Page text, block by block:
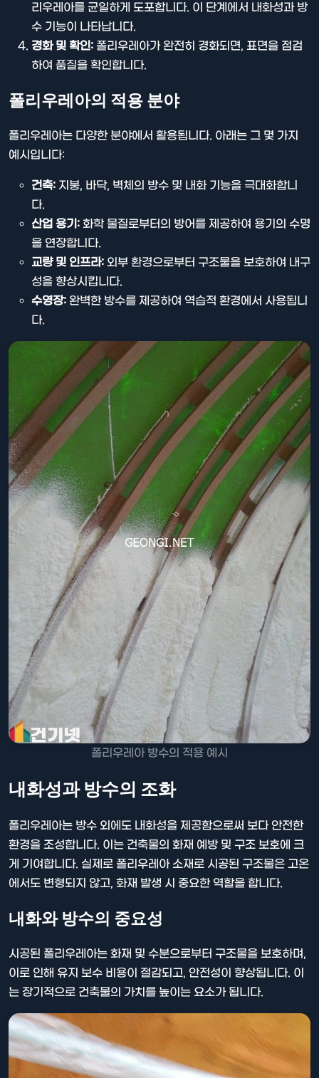
리우레아를 균일하게 도포합니다. 이 단계에서 내화성과 방
수 기능이 나타납니다.
경화 및 확인: 폴리우레아가 완전히 경화되면, 표면을 점검
하여 품질을 확인합니다.
폴리우레아의 적용 분야
폴리우레아는 다양한 분야에서 활용됩니다. 아래는 그 몇 가지
예시입니다:
건축: 지붕, 바닥, 벽체의 방수 및 내화 기능을 극대화합니
다.
산업 용기: 화학 물질로부터의 방어를 제공하여 용기의 수명
을 연장합니다.
교량 및 인프라: 외부 환경으로부터 구조물을 보호하여 내구
성을 향상시킵니다.
수영장: 완벽한 방수를 제공하여 역습적 환경에서 사용됩니
다.
폴리우레아 방수의 적용 예시
내화성과 방수의 조화
폴리우레아는 방수 외에도 내화성을 제공함으로써 보다 안전한
환경을 조성합니다. 이는 건축물의 화재 예방 및 구조 보호에 크
게 기여합니다. 실제로 폴리우레아 소재로 시공된 구조물은 고온
에서도 변형되지 않고, 화재 발생 시 중요한 역할을 합니다.
내화와 방수의 중요성
시공된 폴리우레아는 화재 및 수분으로부터 구조물을 보호하며,
이로 인해 유지 보수 비용이 절감되고, 안전성이 향상됩니다. 이
는 장기적으로 건축물의 가치를 높이는 요소가 됩니다.